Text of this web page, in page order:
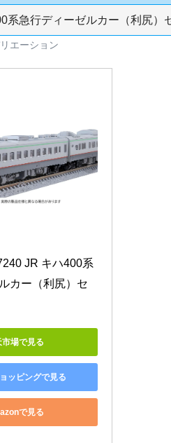
系急行ディーゼルカー（利尻）
エーション
JR キハ400系
カー（利尻）セ
市場で見る
ッピングで見る
で見る